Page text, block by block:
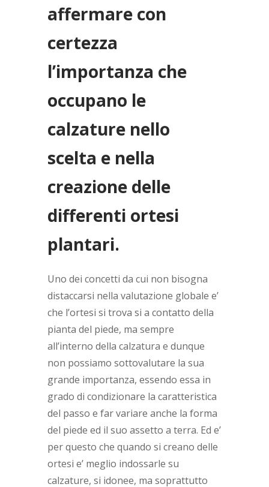
affermare con
certezza
l’importanza che
occupano le
calzature nello
scelta e nella
creazione delle
differenti ortesi
plantari.
Uno dei concetti da cui non bisogna
distaccarsi nella valutazione globale e’
che l’ortesi si trova si a contatto della
pianta del piede, ma sempre
all’interno della calzatura e dunque
non possiamo sottovalutare la sua
grande importanza, essendo essa in
grado di condizionare la caratteristica
del passo e far variare anche la forma
del piede ed il suo assetto a terra. Ed e’
per questo che quando si creano delle
ortesi e’ meglio indossarle su
calzature, si idonee, ma soprattutto